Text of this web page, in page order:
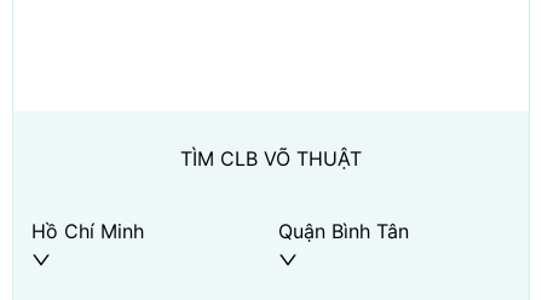
TÌM CLB VÕ THUẬT
Hồ Chí Minh Quận Bình Tân